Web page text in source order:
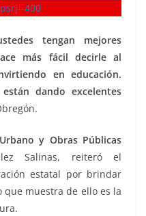
tengan mejores
más fácil decirle al
en educación.
dando excelentes
y Obras Públicas
Salinas, reiteró el
estatal por brindar
muestra de ello es la